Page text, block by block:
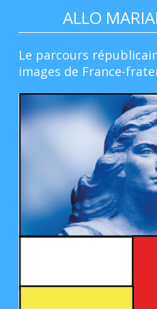
ALLO
Le parcours
images de France-